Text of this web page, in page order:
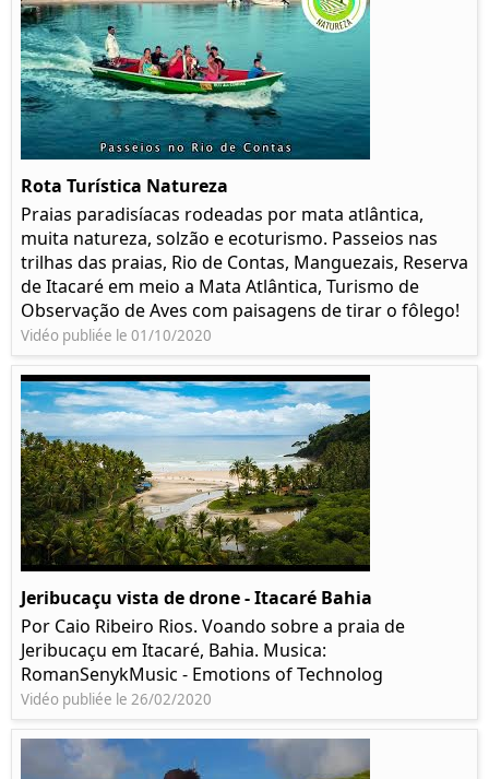
Rota Turística Natureza
Praias paradisíacas rodeadas por mata atlântica,
muita natureza, solzão e ecoturismo. Passeios nas
trilhas das praias, Rio de Contas, Manguezais, Reserva
de Itacaré em meio a Mata Atlântica, Turismo de
Observação de Aves com paisagens de tirar o fôlego!
Vidéo publiée le 01/10/2020
Jeribucaçu vista de drone - Itacaré Bahia
Por Caio Ribeiro Rios. Voando sobre a praia de
Jeribucaçu em Itacaré, Bahia. Musica:
RomanSenykMusic - Emotions of Technolog
Vidéo publiée le 26/02/2020